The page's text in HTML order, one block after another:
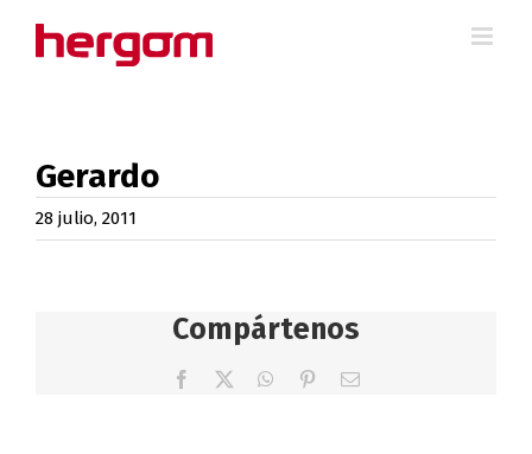
Gerardo
28 julio, 2011
Compártenos
Facebook WhatsApp
PinterestCorreo